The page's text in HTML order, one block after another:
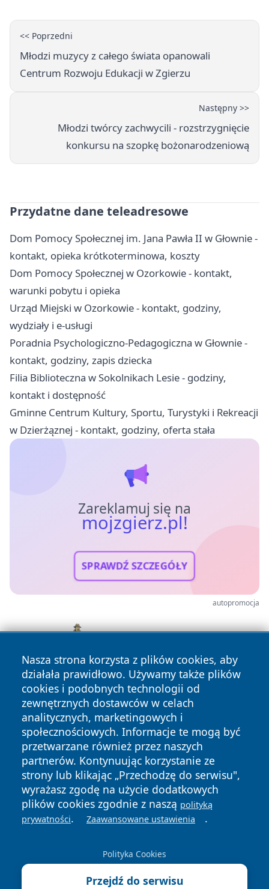
<< Poprzedni
Młodzi muzycy z całego świata opanowali
Centrum Rozwoju Edukacji w Zgierzu
Następny >>
Młodzi twórcy zachwycili - rozstrzygnięcie
konkursu na szopkę bożonarodzeniową
Przydatne dane teleadresowe
Dom Pomocy Społecznej im. Jana Pawła II w Głownie -
kontakt, opieka krótkoterminowa, koszty
Dom Pomocy Społecznej w Ozorkowie - kontakt,
warunki pobytu i opieka
Urząd Miejski w Ozorkowie - kontakt, godziny,
wydziały i e-usługi
Poradnia Psychologiczno-Pedagogiczna w Głownie -
kontakt, godziny, zapis dziecka
Filia Biblioteczna w Sokolnikach Lesie - godziny,
kontakt i dostępność
Gminne Centrum Kultury, Sportu, Turystyki i Rekreacji
w Dzierżąznej - kontakt, godziny, oferta stała
Zareklamuj się na
mojzgierz.pl!
SPRAWDŹ SZCZEGÓŁY
autopromocja
Nasza strona korzysta z plików cookies, aby
działała prawidłowo. Używamy także plików
cookies i podobnych technologii od
zewnętrznych dostawców w celach
analitycznych, marketingowych i
społecznościowych. Informacje te mogą być
przetwarzane również przez naszych
partnerów. Kontynuując korzystanie ze
strony lub klikając „Przechodzę do serwisu",
wyrażasz zgodę na użycie dodatkowych
plików cookies zgodnie z naszą polityką
prywatności. Zaawansowane ustawienia .
Polityka Cookies
Przejdź do serwisu
Copyright © 2026 mojzgierz.pl Wszystkie prawa zastrzeżone.
News Autorzy
Polityka
Prywatności
Polityka
Cookies